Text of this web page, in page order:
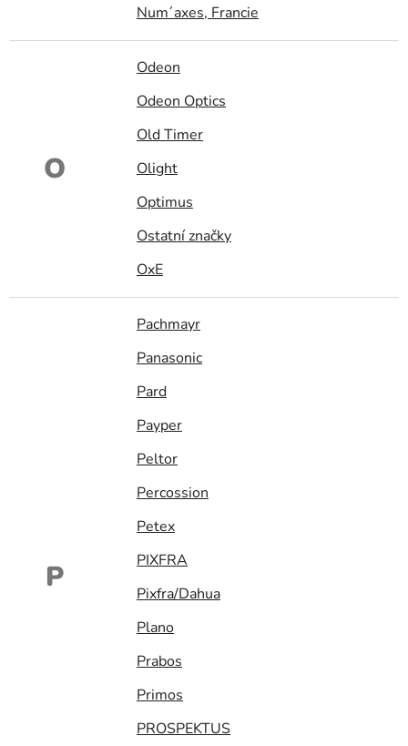
Num´axes, Francie
O
Odeon
Odeon Optics
Old Timer
Olight
Optimus
Ostatní značky
OxE
P
Pachmayr
Panasonic
Pard
Payper
Peltor
Percossion
Petex
PIXFRA
Pixfra/Dahua
Plano
Prabos
Primos
PROSPEKTUS